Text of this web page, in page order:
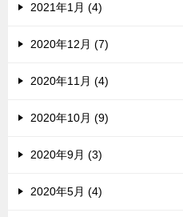
2021年1月 (4)
2020年12月 (7)
2020年11月 (4)
2020年10月 (9)
2020年9月 (3)
2020年5月 (4)